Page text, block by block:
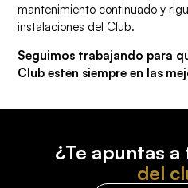
mantenimiento continuado y
instalaciones del Club.
Seguimos trabajando para
Club estén siempre en las
¿Te apuntas
del